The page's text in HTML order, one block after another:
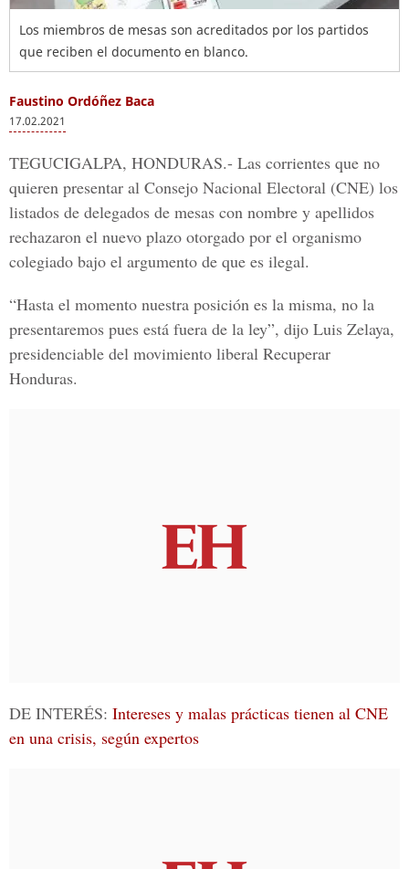
Los miembros de mesas son acreditados por los partidos
que reciben el documento en blanco.
Faustino Ordóñez Baca
17.02.2021
TEGUCIGALPA, HONDURAS.- Las corrientes que no
quieren presentar al Consejo Nacional Electoral (CNE) los
listados de delegados de mesas con nombre y apellidos
rechazaron el nuevo plazo otorgado por el organismo
colegiado bajo el argumento de que es ilegal.
“Hasta el momento nuestra posición es la misma, no la
presentaremos pues está fuera de la ley”, dijo Luis Zelaya,
presidenciable del movimiento liberal Recuperar
Honduras.
DE INTERÉS: Intereses y malas prácticas tienen al CNE
en una crisis, según expertos